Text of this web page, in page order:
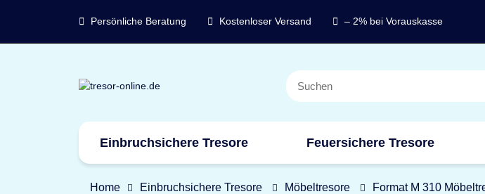
Persönliche Beratung Kostenloser Versand – 2% bei Vorauskasse
Einbruchsichere Tresore Feuersichere Tresore
Marken
Home Einbruchsichere Tresore Möbeltresore Format M 310